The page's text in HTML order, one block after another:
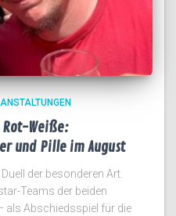
Weiße:
und Pille im August
der besonderen Art.
Teams der beiden
als Abschiedsspiel für die